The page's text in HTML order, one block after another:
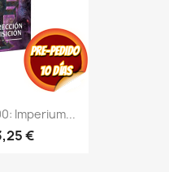
Imperium...
€